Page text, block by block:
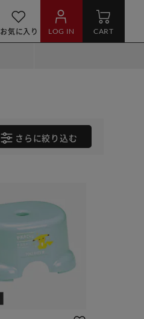
お気に入り LOG IN CART
さらに絞り込む